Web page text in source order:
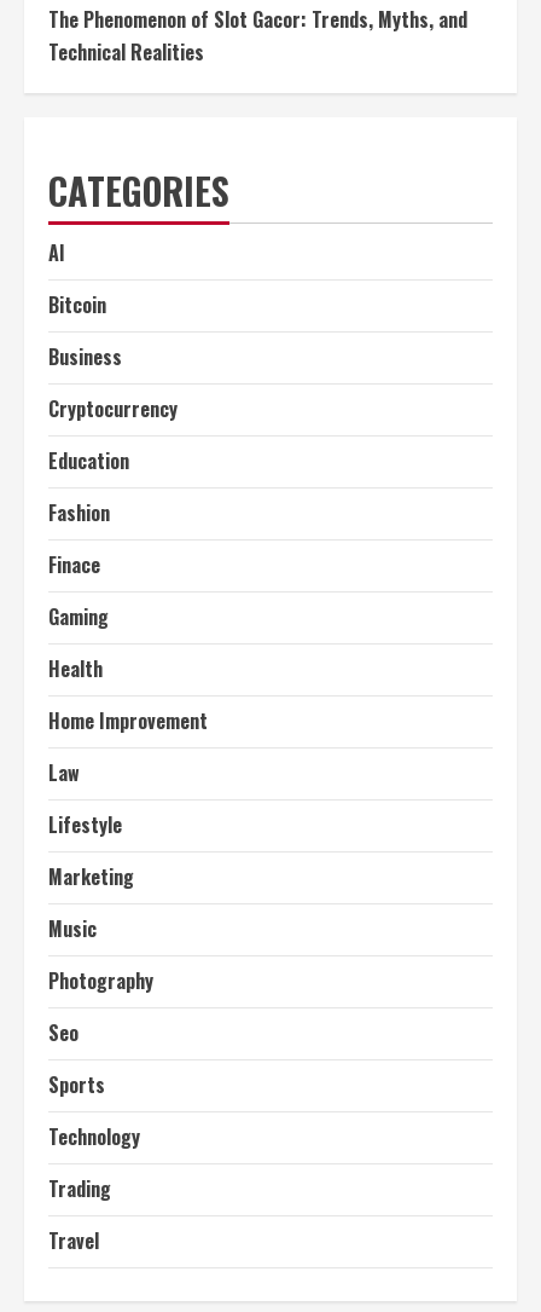
The Phenomenon of Slot Gacor: Trends, Myths, and
Technical Realities
CATEGORIES
AI
Bitcoin
Business
Cryptocurrency
Education
Fashion
Finace
Gaming
Health
Home Improvement
Law
Lifestyle
Marketing
Music
Photography
Seo
Sports
Technology
Trading
Travel